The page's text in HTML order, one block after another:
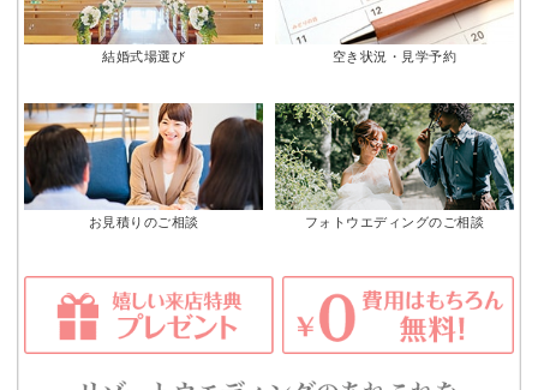
結婚式場選び 空き状況・見学予約
お見積りのご相談 フォトウエディングのご相談